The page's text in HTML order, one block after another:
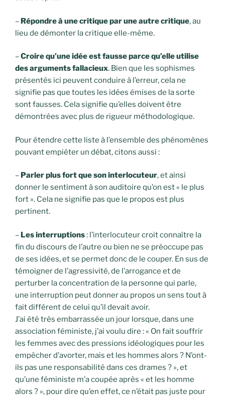
– Répondre à une critique par une autre critique, au
lieu de démonter la critique elle-même.
–Croire qu’une idée est fausse parce qu’elle utilise
des arguments fallacieux. Bien que les sophismes
présentés ici peuvent conduire à l’erreur, cela ne
signifie pas que toutes les idées émises de la sorte
sont fausses. Cela signifie qu’elles doivent être
démontrées avec plus de rigueur méthodologique.
Pour étendre cette liste à l’ensemble des phénomènes
pouvant empiéter un débat, citons aussi :
– Parler plus fort que son interlocuteur, et ainsi
donner le sentiment à son auditoire qu’on est « le plus
fort ». Cela ne signifie pas que le propos est plus
pertinent.
– Les interruptions: l’interlocuteur croit connaître la
fin du discours de l’autre ou bien ne se préoccupe pas
de ses idées, et se permet donc de le couper. En sus de
témoigner de l’agressivité, de l’arrogance et de
perturber la concentration de la personne qui parle,
une interruption peut donner au propos un sens tout à
fait différent de celui qu’il devait avoir.
J’ai été très embarrassée un jour lorsque, dans une
association féministe, j’ai voulu dire : « On fait souffrir
les femmes avec des pressions idéologiques pour les
empêcher d’avorter, mais et les hommes alors ? N’ont-
ils pas une responsabilité dans ces drames ? », et
qu’une féministe m’a coupée après « et les homme
alors ? », pour dire qu’en effet, ce n’était pas juste pour